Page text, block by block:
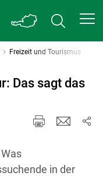
Freizeit und Tourismus
Das sagt das
in der